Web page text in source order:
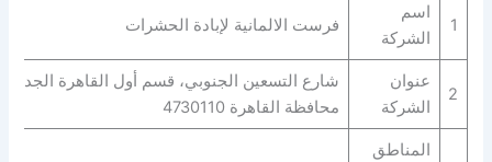
1
اسم
الشركة
فرست الالمانية لإبادة الحشرات
2
عنوان
الشركة
شارع التسعين الجنوبي، قسم أول القاهرة
محافظة القاهرة‬ 4730110
المناطق